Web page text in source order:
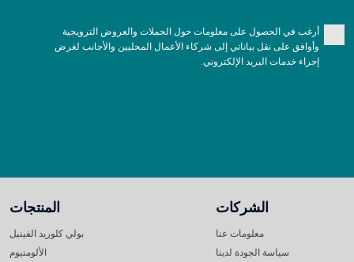
أرغب في الحصول على معلومات حول الحملات والعروض الترويجية
وأوافق على نقل بياناتي إلى شركاء الأعمال المحليين والأجانب لغرض
إجراء خدمات البريد الإلكتروني.
الشركات
معلومات عنا
سياسة الجودة لدينا
المنتجات
بولي كلوريد الفينيل
الألومنيوم